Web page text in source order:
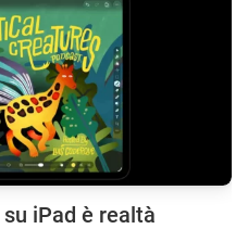
iPad è realtà